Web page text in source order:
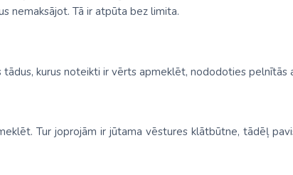
nemaksājot. Tā ir atpūta bez limita.
kurus noteikti ir vērts apmeklēt, nododoties pelnītās
Tur joprojām ir jūtama vēstures klātbūtne, tādēļ